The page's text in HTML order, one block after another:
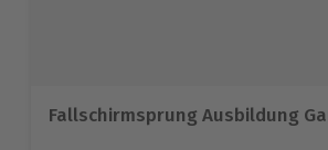
Fallschirmsprung Ausbildung